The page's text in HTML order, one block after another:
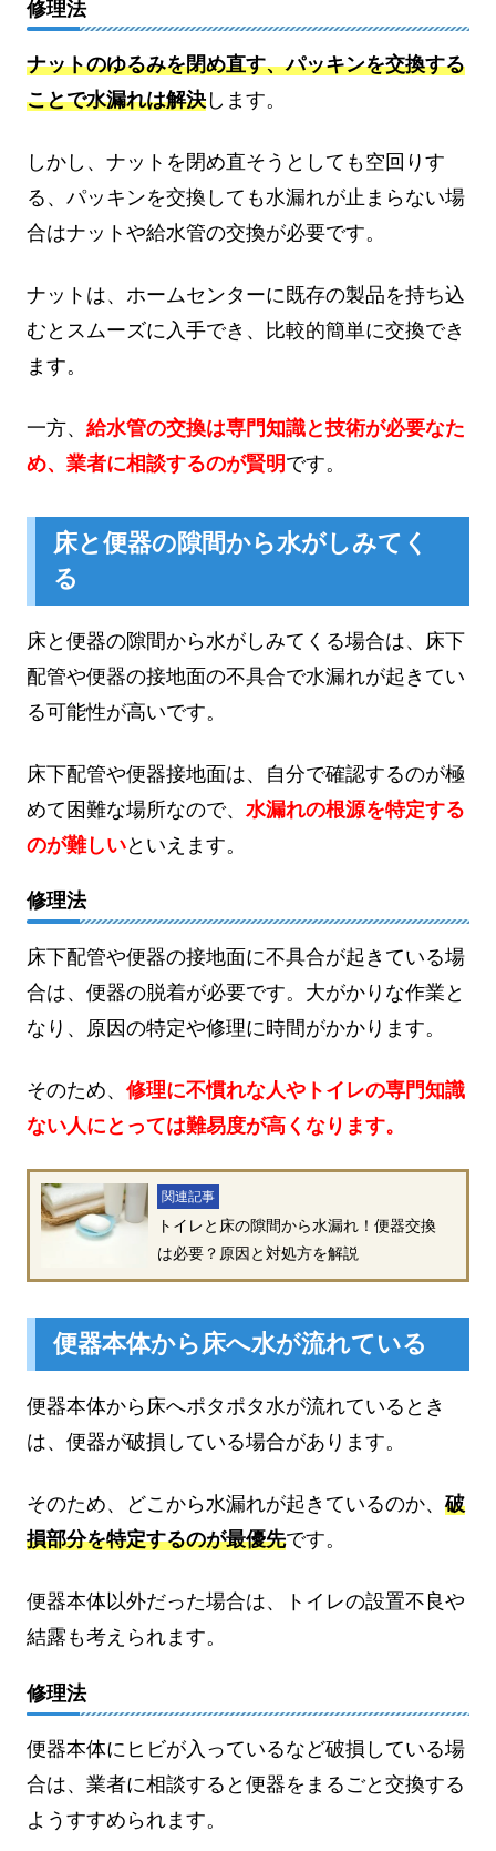
修理法
ナットのゆるみを閉め直す、パッキンを交換する
ことで水漏れは解決 します。
しかし、ナットを閉め直そうとしても空回りす
る、パッキンを交換しても水漏れが止まらない場
合はナットや給水管の交換が必要です。
ナットは、ホームセンターに既存の製品を持ち込
むとスムーズに入手でき、比較的簡単に交換でき
ます。
一方、 給水管の交換は専門知識と技術が必要なた
め、業者に相談するのが賢明 です。
床と便器の隙間から水がしみてく
る
床と便器の隙間から水がしみてくる場合は、床下
配管や便器の接地面の不具合で水漏れが起きてい
る可能性が高いです。
床下配管や便器接地面は、自分で確認するのが極
めて困難な場所なので、 水漏れの根源を特定する
のが難しいといえます。
修理法
床下配管や便器の接地面に不具合が起きている場
合は、便器の脱着が必要です。大がかりな作業と
なり、原因の特定や修理に時間がかかります。
そのため、 修理に不慣れな人やトイレの専門知識
ない人にとっては難易度が高くなります。
関連記事
トイレと床の隙間から水漏れ！便器交換
は必要？原因と対処方を解説
便器本体から床へ水が流れている
便器本体から床へポタポタ水が流れているとき
は、便器が破損している場合があります。
そのため、どこから水漏れが起きているのか、破
損部分を特定するのが最優先です。
便器本体以外だった場合は、トイレの設置不良や
結露も考えられます。
修理法
便器本体にヒビが入っているなど破損している場
合は、業者に相談すると便器をまるごと交換する
ようすすめられます。